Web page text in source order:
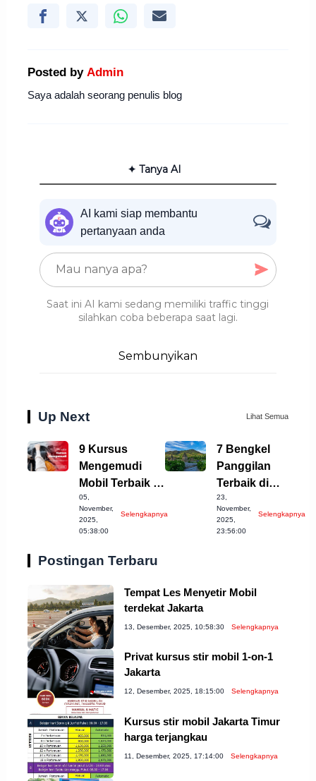
Posted by Admin
Saya adalah seorang penulis blog
✦ Tanya AI
AI kami siap membantu
pertanyaan anda
Saat ini AI kami sedang memiliki traffic tinggi
silahkan coba beberapa saat lagi.
Sembunyikan
Up Next Lihat Semua
9 Kursus
Mengemudi
Mobil Terbaik di
Purwakarta
untuk Anda
05,
November,
2025,
05:38:00
Selengkapnya
7 Bengkel
Panggilan
Terbaik di
Wonosobo
untuk Anda!
23,
November,
2025,
23:56:00
Selengkapnya
Postingan Terbaru
Tempat Les Menyetir Mobil
terdekat Jakarta
13, Desember, 2025, 10:58:30 Selengkapnya
Privat kursus stir mobil 1-on-1
Jakarta
12, Desember, 2025, 18:15:00 Selengkapnya
Kursus stir mobil Jakarta Timur
harga terjangkau
11, Desember, 2025, 17:14:00 Selengkapnya